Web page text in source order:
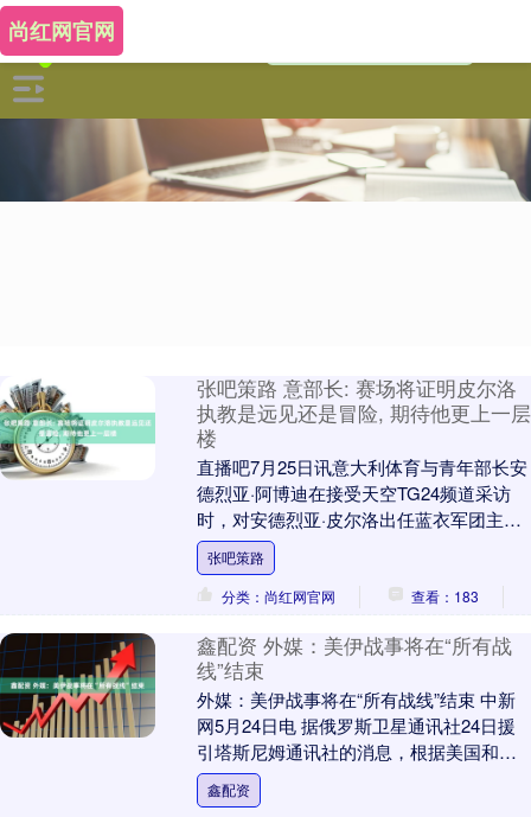
尚红网官网
张吧策路 意部长: 赛场将证明皮尔洛
执教是远见还是冒险, 期待他更上一层
楼
直播吧7月25日讯意大利体育与青年部长安
德烈亚·阿博迪在接受天空TG24频道采访
时，对安德烈亚·皮尔洛出任蓝衣军团主帅
一事发表了看法。 皮尔洛已准备好接任意
大利....
张吧策路
分类：尚红网官网
查看：183
鑫配资 外媒：美伊战事将在“所有战
线”结束
外媒：美伊战事将在“所有战线”结束 中新
网5月24日电 据俄罗斯卫星通讯社24日援
引塔斯尼姆通讯社的消息，根据美国和伊
朗达成的初步协议，美伊之间的敌对行动
将在包....
鑫配资